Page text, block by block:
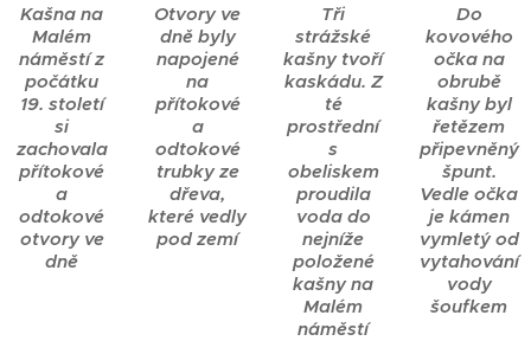
Kašna na
Malém
náměstí z
počátku
19. století
si
zachovala
přítokové
a
odtokové
otvory ve
dně
Otvory ve
dně byly
napojené
na
přítokové
a
odtokové
trubky ze
dřeva,
které vedly
pod zemí
Tři
strážské
kašny tvoří
kaskádu. Z
té
prostřední
s
obeliskem
proudila
voda do
nejníže
položené
kašny na
Malém
náměstí
Do
kovového
očka na
obrubě
kašny byl
řetězem
připevněný
špunt.
Vedle očka
je kámen
vymletý od
vytahování
vody
šoufkem